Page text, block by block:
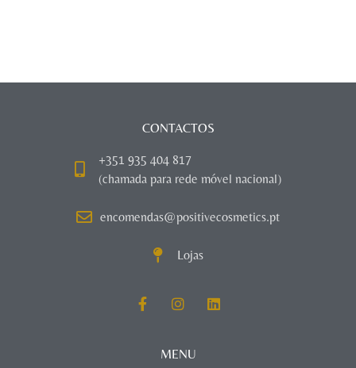
CONTACTOS
+351 935 404 817
(chamada para rede móvel nacional)
encomendas@positivecosmetics.pt
Lojas
MENU